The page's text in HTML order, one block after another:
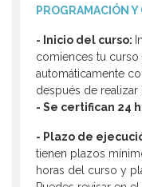
PROGRAMACIÓN
- Inicio del curso:
comiences tu curso
automáticamente
después de
- Se certifican 24
- Plazo de
tienen plazos
horas del curso y